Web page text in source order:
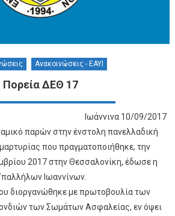
Ανακοινώσεις - ΕΑΥΙ
Πορεία ΔΕΘ 17
Ιωάννινα 10/09/2017
παρών στην ένστολη πανελλαδική
που πραγματοποιήθηκε, την
2017 στην Θεσσαλονίκη, έδωσε η
Υπαλλήλων Ιωαννίνων.
διοργανώθηκε με πρωτοβουλία των
των Σωμάτων Ασφαλείας, εν όψει